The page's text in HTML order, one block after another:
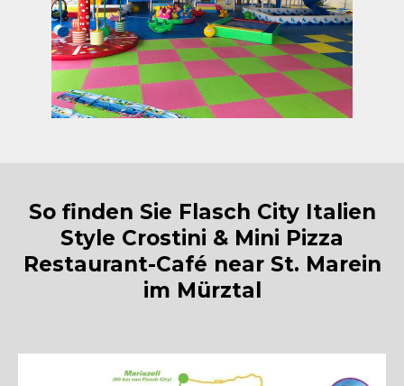
So finden Sie Flasch City Italien
Style Crostini & Mini Pizza
Restaurant-Café near St. Marein
im Mürztal